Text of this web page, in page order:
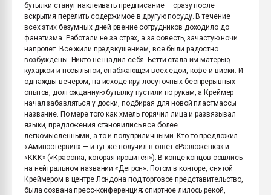
бутылки станут наклеивать предписание — сразу после
вскрытия перелить содержимое в другую посуду. В течение
всех этих безумных дней рвение сотрудников доходило до
фанатизма. Работали не за страх, а за совесть, зачастую ночи
напролет. Все жили предвкушением, все были радостно
возбуждены. Никто не щадил себя. Бетти стала им матерью,
кухаркой и посыльной, снабжающей всех едой, кофе и виски. И
однажды вечером, на исходе круглосуточных беспрерывных
опытов, долгожданную бутылку пустили по рукам, а Креймер
начал забавляться у доски, подбирая для новой пластмассы
название. По мере того как хмель горячил лица и развязывал
языки, предложения становились все более
легкомысленными, а то и полуприличными. Кто-то предложил
«Аминостервин» — и тут же получил в ответ «Разложенка» и
«ККК» («Красотка, которая крошится»). В конце концов сошлись
на нейтральном названии «Дегрон». Потом в конторе, снятой
Креймером в центре Лондона под торговое представительство,
была созвана пресс-конференция; спиртное лилось рекой,